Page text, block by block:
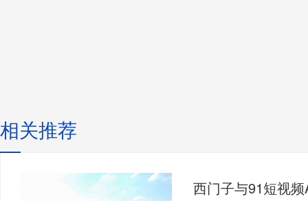
相关推荐